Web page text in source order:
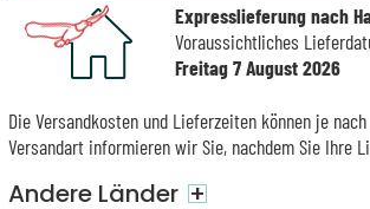
Expresslieferung nach
Voraussichtliches
Freitag 7 August 2026
Die Versandkosten und Lieferzeiten können je
Versandart informieren wir Sie, nachdem Sie Ihre
Andere Länder +